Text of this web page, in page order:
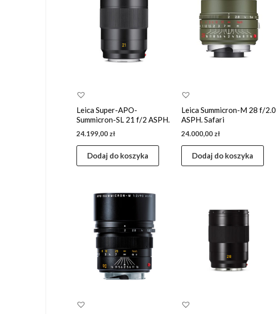
Leica Super-APO-
Summicron-SL 21 f/2 ASPH.
24.199,00 zł
Dodaj do koszyka
Leica Summicron-M 28 f/2.0
ASPH. Safari
24.000,00 zł
Dodaj do koszyka